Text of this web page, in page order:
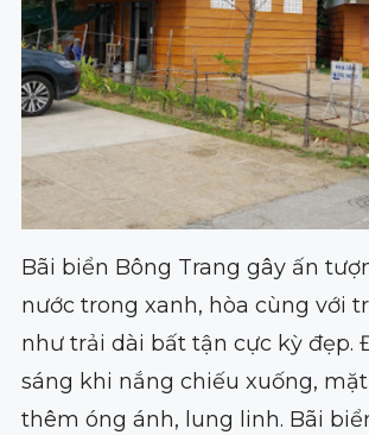
Bãi biển Bông Trang gây ấn
nước trong xanh, hòa cùng với
như trải dài bất tận cực kỳ đẹp.
sáng khi nắng chiếu xuống,
thêm óng ánh, lung linh. Bãi